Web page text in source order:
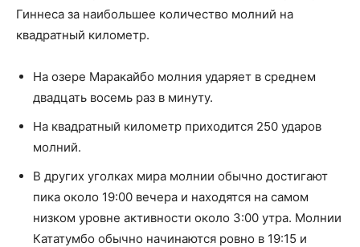
Гиннеса за наибольшее количество молний на
квадратный километр.
На озере Маракайбо молния ударяет в среднем
двадцать восемь раз в минуту.
На квадратный километр приходится 250 ударов
молний.
В других уголках мира молнии обычно достигают
пика около 19:00 вечера и находятся на самом
низком уровне активности около 3:00 утра. Молнии
Кататумбо обычно начинаются ровно в 19:15 и